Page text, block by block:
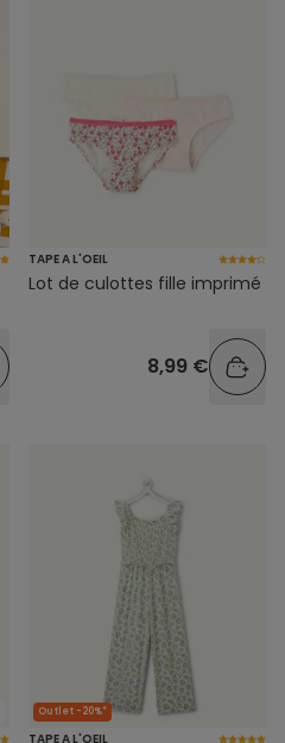
TAPE A L'OEIL
Lot de culottes fille imprimé
8,99 €
Outlet -20%*
TAPE A L'OEIL